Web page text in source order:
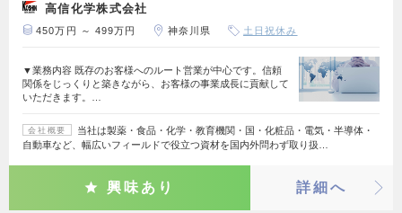
高信化学株式会社
450万円 ～ 499万円 神奈川県 土日祝休み
▼業務内容 既存のお客様へのルート営業が中心です。信頼
関係をじっくりと築きながら、お客様の事業成長に貢献して
いただきます。…
会社概要
当社は製薬・食品・化学・教育機関・国・化粧品・電気・半導体・
自動車など、幅広いフィールドで役立つ資材を国内外問わず取り扱…
興味あり 詳細へ